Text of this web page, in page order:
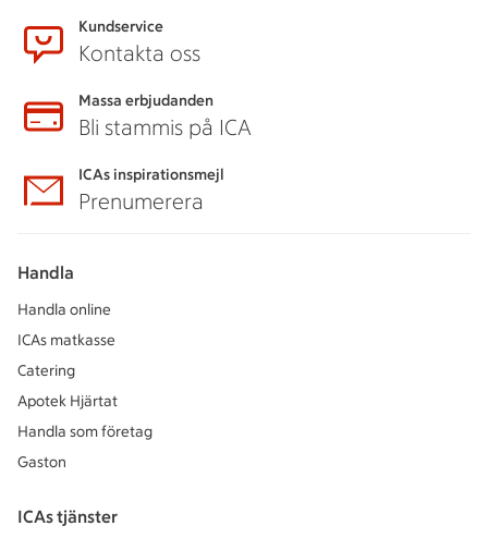
Kundservice
Kontakta oss
Massa erbjudanden
Bli stammis på ICA
ICAs inspirationsmejl
Prenumerera
Handla
Handla online
ICAs matkasse
Catering
Apotek Hjärtat
Handla som företag
Gaston
ICAs tjänster